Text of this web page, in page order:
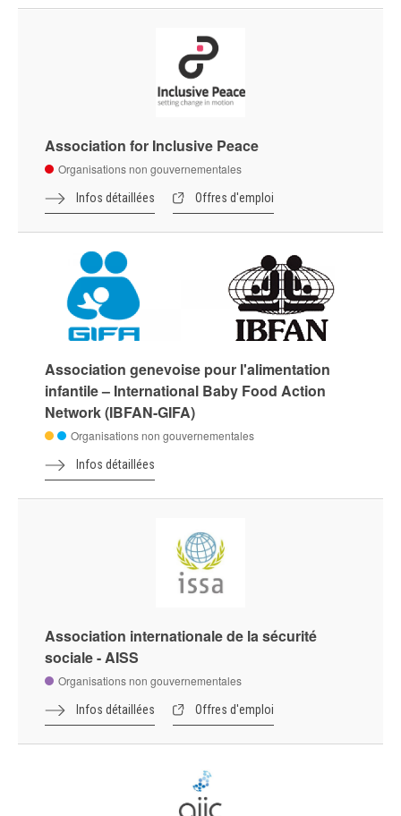
Association for Inclusive Peace
Organisations non gouvernementales
Infos détaillées Offres d'emploi
Association genevoise pour l'alimentation
infantile – International Baby Food Action
Network (IBFAN-GIFA)
Organisations non gouvernementales
Infos détaillées
Association internationale de la sécurité
sociale - AISS
Organisations non gouvernementales
Infos détaillées Offres d'emploi